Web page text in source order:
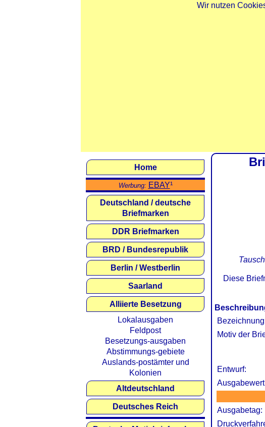
Wir nutzen
Diese
Motiv der
Entwurf:
Ausgabetag:
Home
Werbung: EBAY¹
Deutschland / deutsche
Briefmarken
DDR Briefmarken
BRD / Bundesrepublik
Berlin / Westberlin
Saarland
Alliierte Besetzung
Lokalausgaben
Feldpost
Besetzungs-ausgaben
Abstimmungs-gebiete
Auslands-postämter und
Kolonien
Altdeutschland
Deutsches Reich